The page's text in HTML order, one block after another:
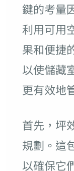
鍵的考量
利用可用
果和便捷
以使儲藏
更有效地
首先，坪
規劃。這
以確保它